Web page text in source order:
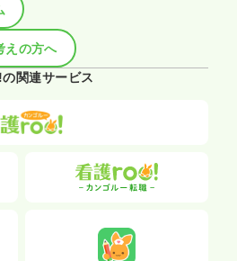
えの方へ
関連サービス